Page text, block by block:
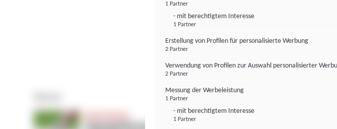
1 Partner
- mit berechtigtem Interesse
1 Partner
Erstellung von Profilen für personalisierte Werbung
2 Partner
Verwendung von Profilen zur Auswahl personalisierter
2 Partner
Messung der Werbeleistung
1 Partner
- mit berechtigtem Interesse
1 Partner